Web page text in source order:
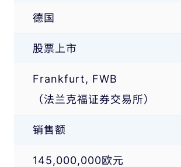
德国
股票上市
Frankfurt, FWB
（法兰克福证券交易所）
销售额
145,000,000欧元